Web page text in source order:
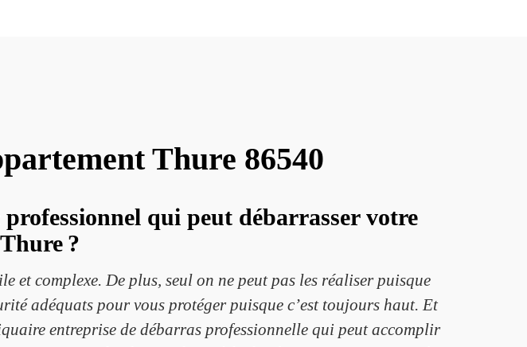
Thure 86540
qui peut débarrasser votre
?
complexe. De plus, seul on ne peut pas les réaliser puisque
adéquats pour vous protéger puisque c’est toujours haut. Et
entreprise de débarras professionnelle qui peut accomplir